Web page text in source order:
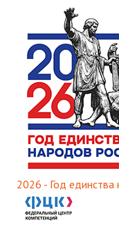
2026 - Год единства